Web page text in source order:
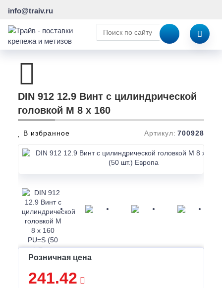
info@traiv.ru
DIN 912 12.9 Винт с цилиндрической
головкой M 8 x 160
В избранное Артикул: 700928
Розничная цена
241.42